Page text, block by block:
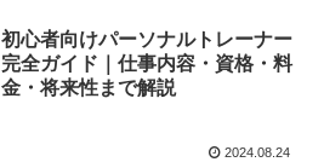
初心者向けパーソナルトレーナー
完全ガイド｜仕事内容・資格・料
金・将来性まで解説
2024.08.24